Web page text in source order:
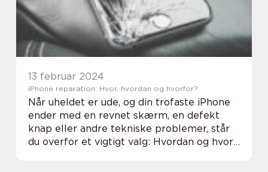
13 februar 2024
iPhone reparation: Hvor, hvordan og hvorfor?
Når uheldet er ude, og din trofaste iPhone
ender med en revnet skærm, en defekt
knap eller andre tekniske problemer, står
du overfor et vigtigt valg: Hvordan og hvor